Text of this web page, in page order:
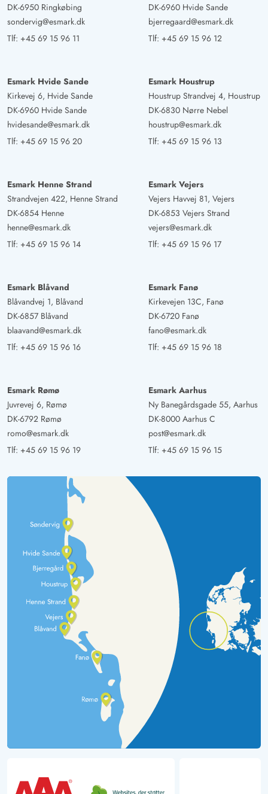
DK-6950 Ringkøbing
sondervig@esmark.dk
Tlf: +45 69 15 96 11
DK-6960 Hvide Sande
bjerregaard@esmark.dk
Tlf: +45 69 15 96 12
Esmark Hvide Sande
Kirkevej 6, Hvide Sande
DK-6960 Hvide Sande
hvidesande@esmark.dk
Tlf: +45 69 15 96 20
Esmark Houstrup
Houstrup Strandvej 4, Houstrup
DK-6830 Nørre Nebel
houstrup@esmark.dk
Tlf: +45 69 15 96 13
Esmark Henne Strand
Strandvejen 422, Henne Strand
DK-6854 Henne
henne@esmark.dk
Tlf: +45 69 15 96 14
Esmark Vejers
Vejers Havvej 81, Vejers
DK-6853 Vejers Strand
vejers@esmark.dk
Tlf: +45 69 15 96 17
Esmark Blåvand
Blåvandvej 1, Blåvand
DK-6857 Blåvand
blaavand@esmark.dk
Tlf: +45 69 15 96 16
Esmark Fanø
Kirkevejen 13C, Fanø
DK-6720 Fanø
fano@esmark.dk
Tlf: +45 69 15 96 18
Esmark Rømø
Juvrevej 6, Rømø
DK-6792 Rømø
romo@esmark.dk
Tlf: +45 69 15 96 19
Esmark Aarhus
Ny Banegårdsgade 55, Aarhus
DK-8000 Aarhus C
post@esmark.dk
Tlf: +45 69 15 96 15